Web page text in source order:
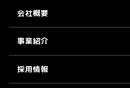
会社概要
事業紹介
採用情報